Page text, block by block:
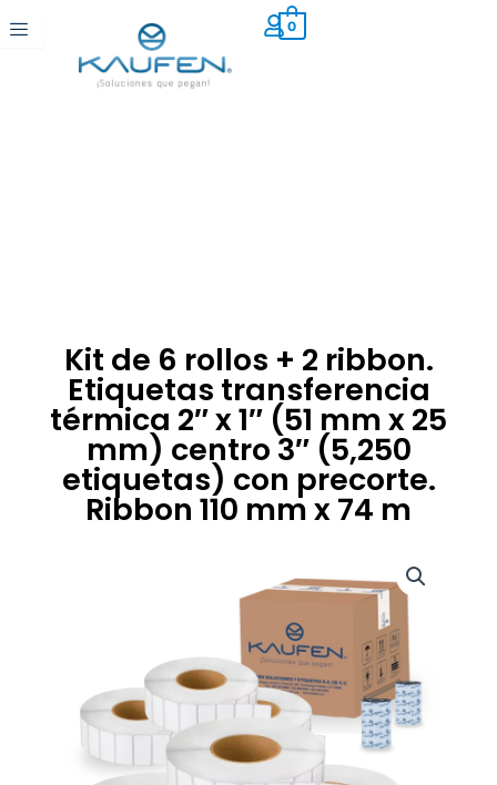
al
contenido
0
Kit de 6 rollos + 2 ribbon.
Etiquetas transferencia
térmica 2″ x 1″ (51 mm x 25
mm) centro 3″ (5,250
etiquetas) con precorte.
Ribbon 110 mm x 74 m